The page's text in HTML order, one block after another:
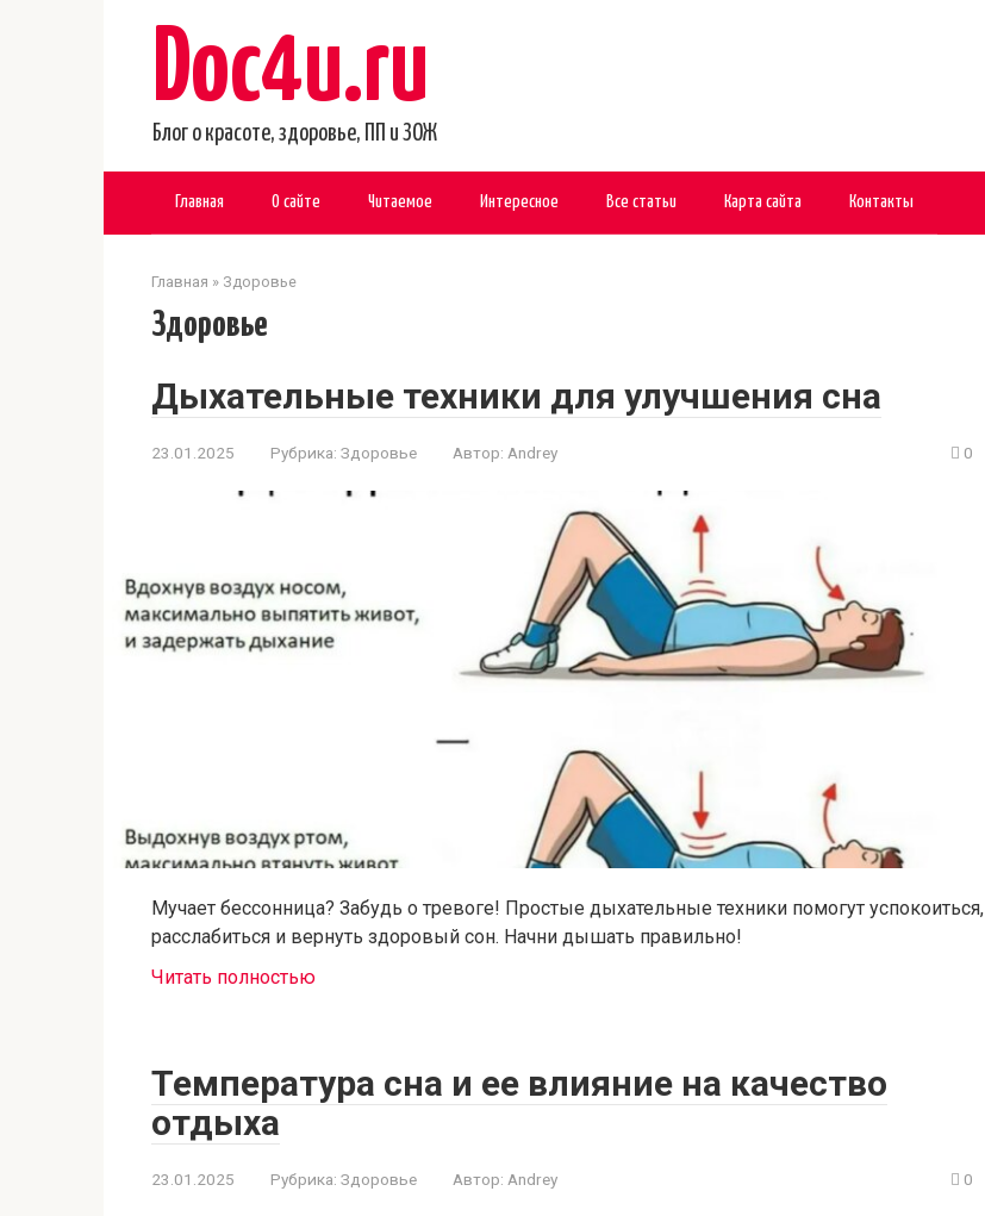
Doc4u.ru
Блог о красоте, здоровье, ПП и ЗОЖ
Главная О сайте Читаемое Интересное Все статьи Карта сайта Контакты
Главная » Здоровье
Здоровье
Дыхательные техники для улучшения сна
23.01.2025 Рубрика: Здоровье Автор: Andrey 0
Мучает бессонница? Забудь о тревоге! Простые дыхательные техники помогут успокоиться,
расслабиться и вернуть здоровый сон. Начни дышать правильно!
Читать полностью
Температура сна и ее влияние на качество
отдыха
23.01.2025 Рубрика: Здоровье Автор: Andrey 0